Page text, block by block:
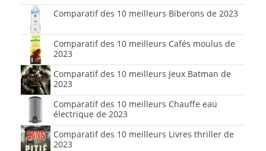
Comparatif des 10 meilleurs Biberons de 2023
Comparatif des 10 meilleurs Cafés moulus de
2023
Comparatif des 10 meilleurs Jeux Batman de
2023
Comparatif des 10 meilleurs Chauffe eau
électrique de 2023
Comparatif des 10 meilleurs Livres thriller de
2023